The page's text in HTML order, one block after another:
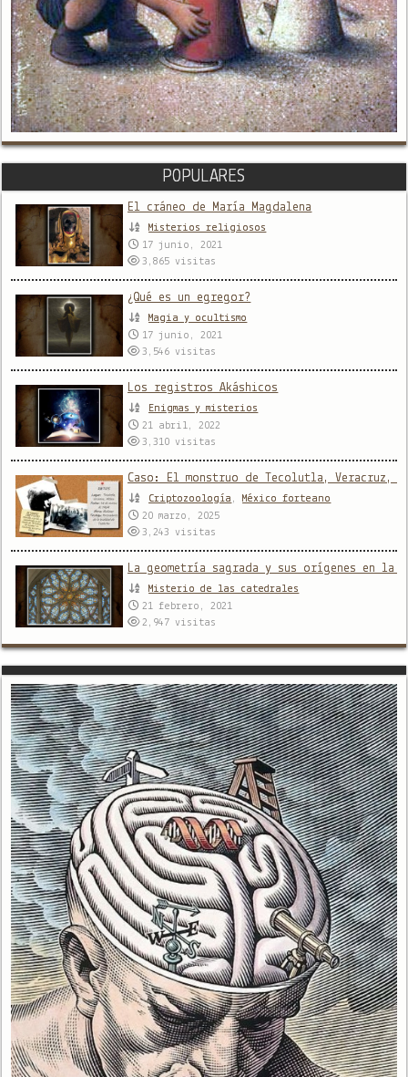
POPULARES
El cráneo de María Magdalena
Misterios religiosos
17 junio, 2021
3,865visitas
¿Qué es un egregor?
Magia y ocultismo
17 junio, 2021
3,546visitas
Los registros Akáshicos
Enigmas y misterios
21 abril, 2022
3,310visitas
Caso: El monstruo de Tecolutla, Veracruz,
Criptozoología , México forteano
20 marzo, 2025
3,243visitas
La geometría sagrada y sus orígenes en la
Misterio de las catedrales
21 febrero, 2021
2,947visitas